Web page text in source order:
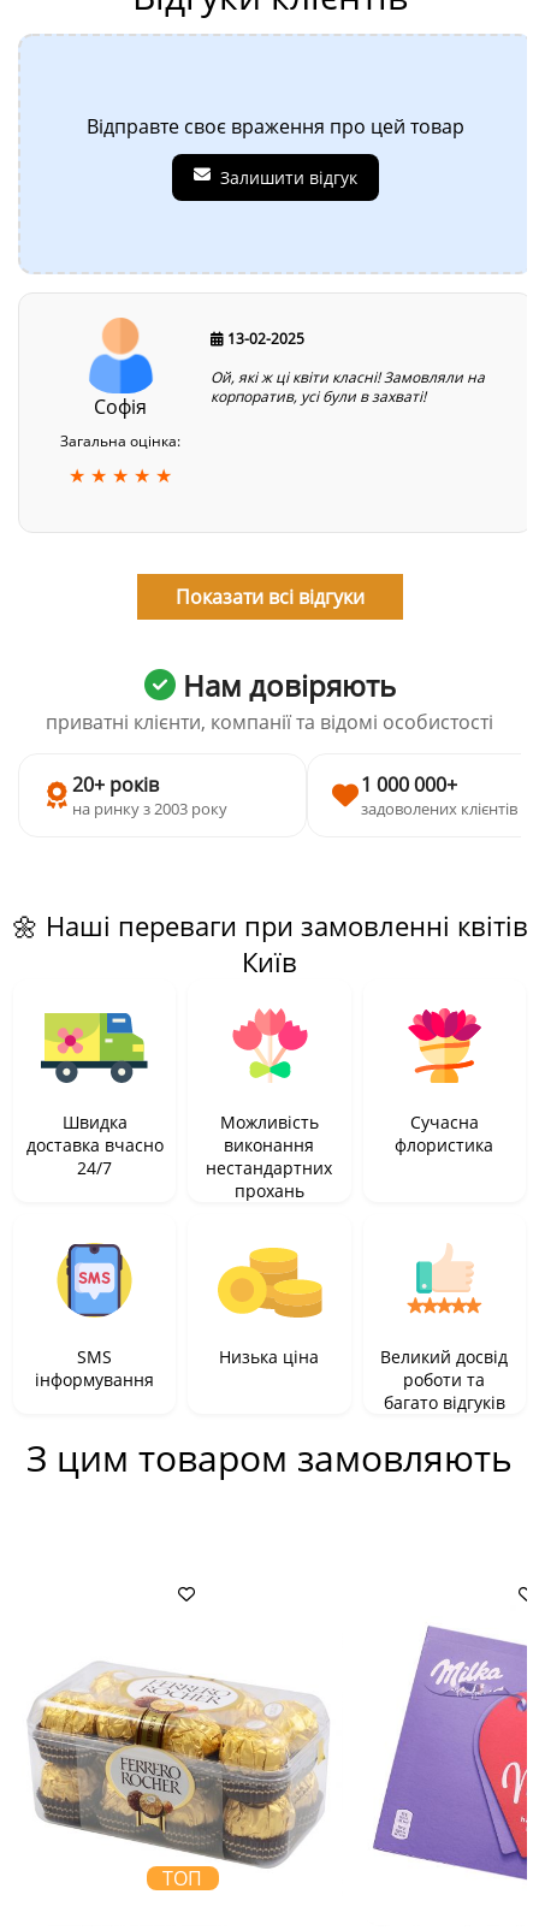
Відправте своє враження про цей товар
Залишити відгук
Софія
Загальна оцінка:
★ ★ ★ ★ ★
13-02-2025
Ой, які ж ці квіти класні! Замовляли на
корпоратив, усі були в захваті!
Показати всі відгуки
Нам довіряють
приватні клієнти, компанії та відомі особистості
20+ років
на ринку з 2003 року
1 000 000+
задоволених клієнтів
🌼 Наші переваги при замовленні квітів
Київ
Швидка
доставка вчасно
24/7
Можливість
виконання
нестандартних
прохань
Сучасна
флористика
SMS
інформування
Низька ціна
Великий досвід
роботи та
багато відгуків
З цим товаром замовляють
ТОП